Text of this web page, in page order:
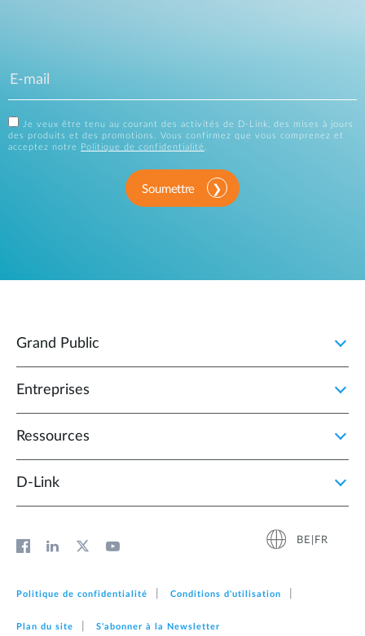
Je veux être tenu au courant des activités de D-Link, des mises à jours
des produits et des promotions. Vous confirmez que vous comprenez et
acceptez notre
Politique de confidentialité.
Soumettre
Grand Public
Entreprises
Ressources
D‑Link
BE|FR
Politique de confidentialité Conditions d'utilisation
Plan du site S'abonner à la Newsletter